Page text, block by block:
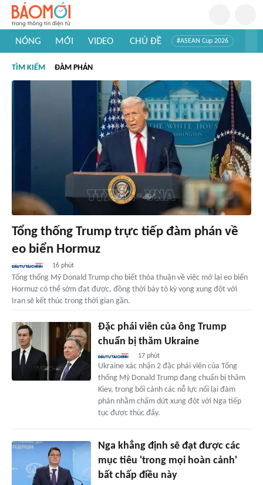
NÓNG MỚI VIDEO CHỦ ĐỀ #ASEAN Cup 2026
#Khám phá thế giới
TÌM KIẾM ĐÀM PHÁN
Tổng thống Trump trực tiếp đàm phán về
eo biển Hormuz
16 phút
Tổng thống Mỹ Donald Trump cho biết thỏa thuận về việc mở lại eo biển
Hormuz có thể sớm đạt được, đồng thời bày tỏ kỳ vọng xung đột với
Iran sẽ kết thúc trong thời gian gần.
Đặc phái viên của ông Trump
chuẩn bị thăm Ukraine
17 phút
Ukraine xác nhận 2 đặc phái viên của Tổng
thống Mỹ Donald Trump đang chuẩn bị thăm
Kiev, trong bối cảnh các nỗ lực nối lại đàm
phán nhằm chấm dứt xung đột với Nga tiếp
tục được thúc đẩy.
Nga khẳng định sẽ đạt được các
mục tiêu 'trong mọi hoàn cảnh'
bất chấp điều này